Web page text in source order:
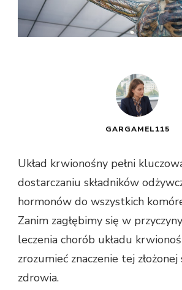
GARGAMEL115
Układ krwionośny pełni
dostarczaniu składników
hormonów do wszystkich
Zanim zagłębimy się w
leczenia chorób układu
zrozumieć znaczenie tej
zdrowia.